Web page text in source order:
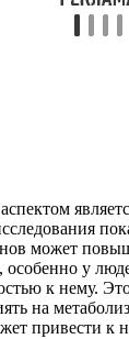
может
особенно у
к нему.
на
привести к